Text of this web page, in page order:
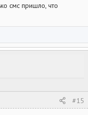
смс пришло, что
#15